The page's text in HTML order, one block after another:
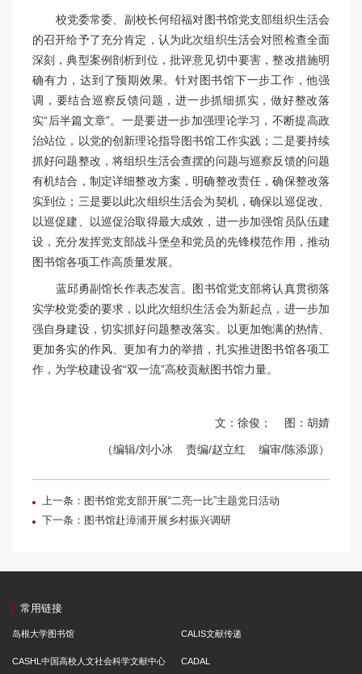
校党委常委、副校长何绍福对图书馆党支部组织生活会
的召开给予了充分肯定，认为此次组织生活会对照检查全面
深刻，典型案例剖析到位，批评意见切中要害，整改措施明
确有力，达到了预期效果。针对图书馆下一步工作，他强
调，要结合巡察反馈问题，进一步抓细抓实，做好整改落
实“后半篇文章”。一是要进一步加强理论学习，不断提高政
治站位，以党的创新理论指导图书馆工作实践；二是要持续
抓好问题整改，将组织生活会查摆的问题与巡察反馈的问题
有机结合，制定详细整改方案，明确整改责任，确保整改落
实到位；三是要以此次组织生活会为契机，确保以巡促改、
以巡促建、以巡促治取得最大成效，进一步加强馆员队伍建
设，充分发挥党支部战斗堡垒和党员的先锋模范作用，推动
图书馆各项工作高质量发展。
蓝邱勇副馆长作表态发言。图书馆党支部将认真贯彻落
实学校党委的要求，以此次组织生活会为新起点，进一步加
强自身建设，切实抓好问题整改落实。以更加饱满的热情、
更加务实的作风、更加有力的举措，扎实推进图书馆各项工
作，为学校建设省“双一流”高校贡献图书馆力量。
文：徐俊； 图：胡婧
（编辑/刘小冰 责编/赵立红 编审/陈添源）
上一条：图书馆党支部开展“二亮一比”主题党日活动
下一条：图书馆赴漳浦开展乡村振兴调研
常用链接
岛根大学图书馆 CALIS文献传递
CASHL中国高校人文社会科学文献中心 CADAL